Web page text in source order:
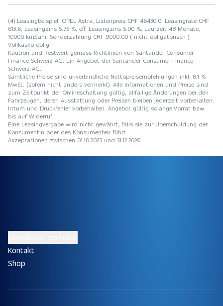
(4) Leasingbeispiel: OPEL Astra, Listenpreis CHF 46430.0, Leasingrate CHF
613.6, Leasingzins 5.75 %, eff. Leasingzins 5.90 %, Laufzeit 48 Monate,
10000 km/Jahr, Sonderzahlung CHF 9000.00 ( nicht obligatorisch ),
Vollkasko oblig.
Kaution und Restwert gemäss Richtlinien von Santander Consumer
Finance Schweiz AG. Ein Angebot der Santander Consumer Finance
Schweiz AG.
Sämtliche Preise sind unverbindliche Nettopreisempfehlungen inkl. 8,1 %
MwSt. (sofern nicht anders vermerkt). Alle Informationen und Preise sind
zum Zeitpunkt der Onlineschaltung gültig, allfällige Änderungen bei den
Fahrzeugen, deren Ausstattung oder Preisen bleiben jederzeit vorbehalten.
Irrtum und Druckfehler vorbehalten. Angebot gültig solange Vorrat bzw.
bis auf Widerruf.
Eine Leasingvergabe wird nicht gewährt, falls sie zur Überschuldung der
Konsumentin oder des Konsumenten führt.
Akzeptationen zwischen 01.10.2025 und 31.12.2026.
Kontakt
Shop